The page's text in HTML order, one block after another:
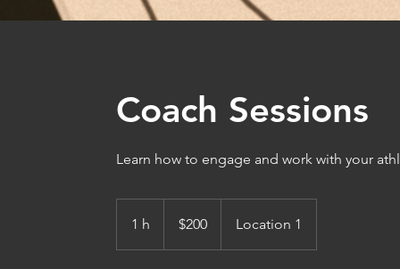
Coach Sessions
Learn how to engage and work with your
1 h
mexicanos
$200 Location 1